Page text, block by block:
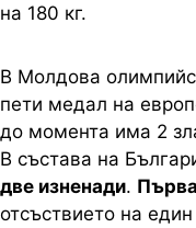
на 180 кг.
В Молдова
пети медал на
до момента има 2
В състава на
две изненади.
отсъствието на